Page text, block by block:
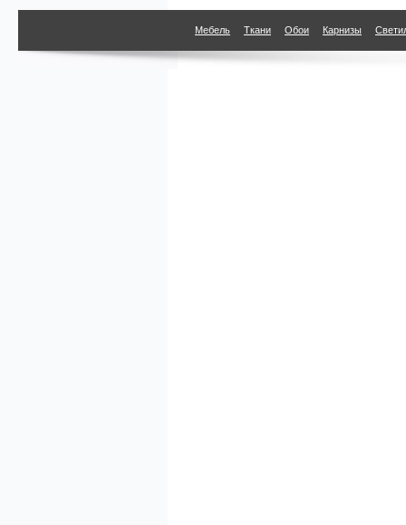
Мебель Ткани Обои Карнизы